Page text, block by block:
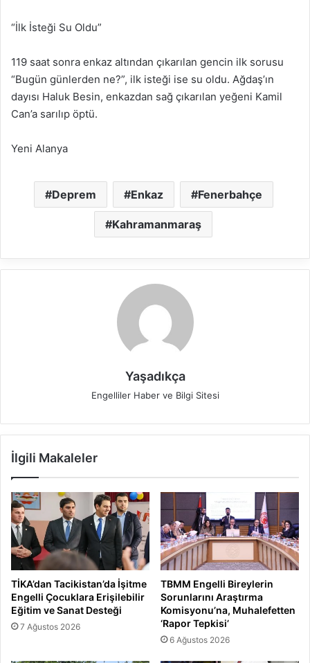
“İlk İsteği Su Oldu”
119 saat sonra enkaz altından çıkarılan gencin ilk sorusu
“Bugün günlerden ne?”, ilk isteği ise su oldu. Ağdaş’ın
dayısı Haluk Besin, enkazdan sağ çıkarılan yeğeni Kamil
Can’a sarılıp öptü.
Yeni Alanya
Deprem Enkaz Fenerbahçe
Kahramanmaraş
Yaşadıkça
Engelliler Haber ve Bilgi Sitesi
İlgili Makaleler
TİKA’dan Tacikistan’da İşitme
Engelli Çocuklara Erişilebilir
Eğitim ve Sanat Desteği
7 Ağustos 2026
TBMM Engelli Bireylerin
Sorunlarını Araştırma
Komisyonu’na, Muhalefetten
‘Rapor Tepkisi’
6 Ağustos 2026